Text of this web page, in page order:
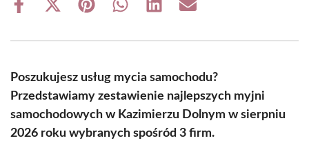
Share
Share
(Twitter)
Share Share Share Share
Poszukujesz usług mycia samochodu?
Przedstawiamy zestawienie najlepszych myjni
samochodowych w Kazimierzu Dolnym w sierpniu
2026 roku wybranych spośród 3 firm.